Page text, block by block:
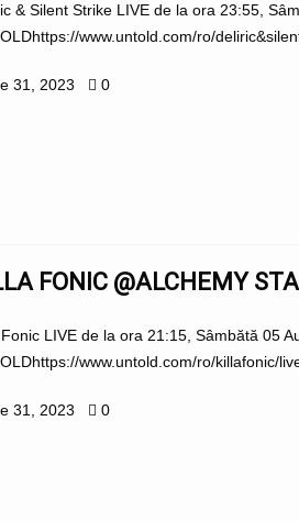
& Silent Strike LIVE de la ora 23:55,
www.untold.com/ro/
31, 2023 0
FONIC @ALCHEMY
LIVE de la ora 21:15, Sâmbătă 05
www.untold.com/ro/
31, 2023 0